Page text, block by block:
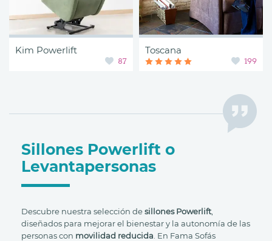
Sillones Powerlift o
Levantapersonas
Descubre nuestra selección desillones Powerlift
diseñados para mejorar el bienestar y la autonomía de las
personas con movilidad reducida . En Fama Sofás
Kim Powerlift
87
Toscana
199